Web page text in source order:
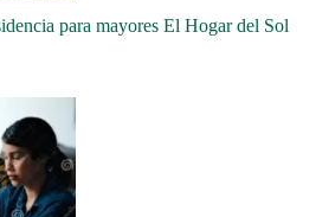
para mayores El Hogar del Sol